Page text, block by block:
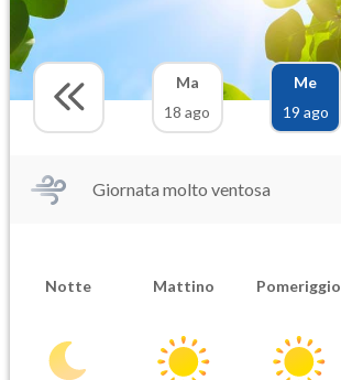
Ma
18 ago
Me
19 ago
Giornata molto ventosa
Notte Mattino Pomeriggio